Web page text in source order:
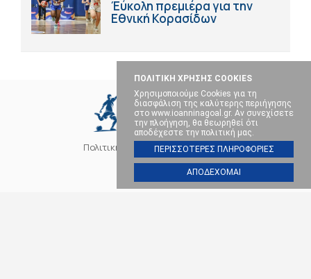
ΠΟΛΙΤΙΚΗ ΧΡΗΣΗΣ COOKIES
Χρησιμοποιούμε Cookies για τη
διασφάλιση της καλύτερης περιήγησης
στο www.ioanninagoal.gr. Αν συνεχίσετε
την πλοήγηση, θα θεωρηθεί ότι
αποδέχεστε την πολιτική μας.
ΠΕΡΙΣΣΟΤΕΡΕΣ ΠΛΗΡΟΦΟΡΙΕΣ
ΑΠΟΔΕΧΟΜΑΙ
Έύκολη πρεμιέρα για την
Εθνική Κορασίδων
Πολιτική Cookies Επικοινωνία
SOCIAL MEDIA